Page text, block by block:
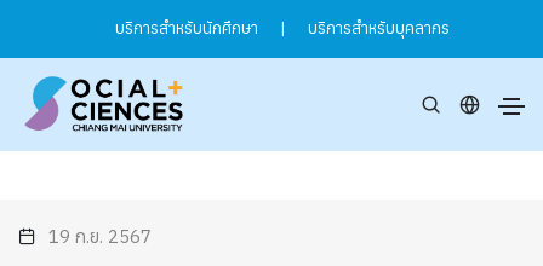
บริการสำหรับนักศึกษา | บริการสำหรับบุคลากร
19 ก.ย. 2567